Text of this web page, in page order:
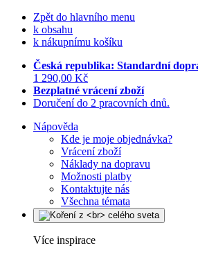
Zpět do hlavního menu
k obsahu
k nákupnímu košíku
Česká republika: Standardní
1 290,00 Kč
Bezplatné vrácení zboží
Doručení do 2 pracovních dnů.
Nápověda
Kde je moje objednávka?
Vrácení zboží
Náklady na dopravu
Možnosti platby
Kontaktujte nás
Všechna témata
Více inspirace